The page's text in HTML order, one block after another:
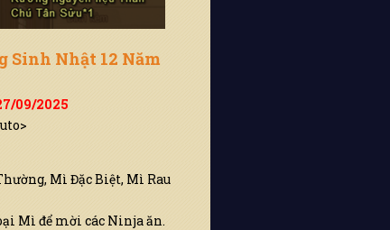
Sinh Nhật 12 Năm
09/2025
Mì Đặc Biệt, Mì Rau
Mì để mời các Ninja ăn.